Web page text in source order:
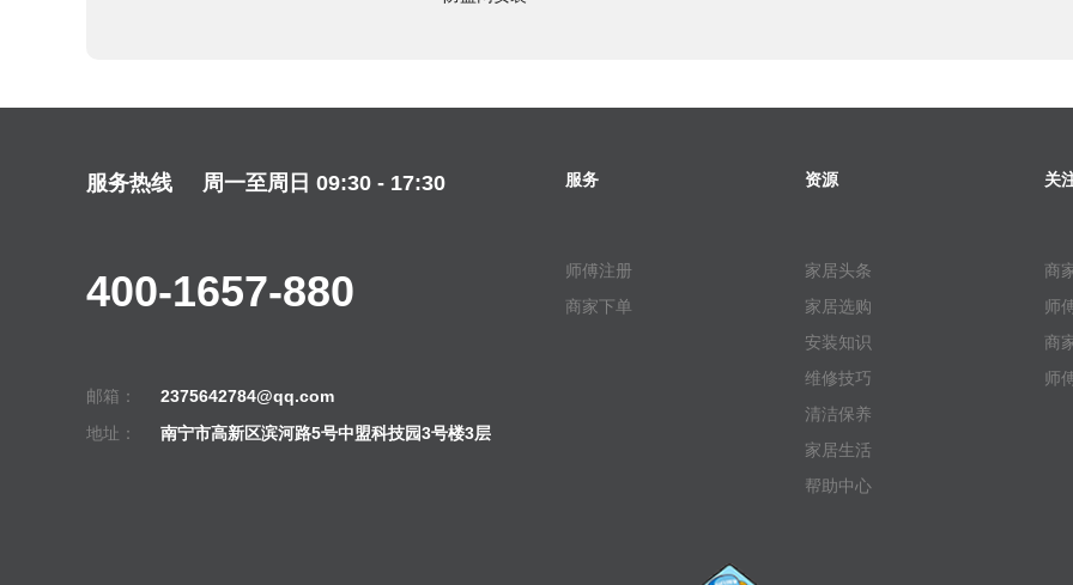
服务热线 周一至周日 09:30 - 17:30
400-1657-880
邮箱：
2375642784@qq.com
地址：
南宁市高新区滨河路5号中盟科技园3号楼3层
服务
师傅注册
商家下单
资源
家居头条
家居选购
安装知识
维修技巧
清洁保养
家居生活
帮助中心
关
商
师
商
师